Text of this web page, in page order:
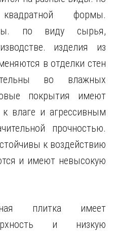
формы.
по виду сырья,
изделия из
в отделки стен
во влажных
покрытия имеют
влаге и агрессивным
прочностью.
к воздействию
и имеют невысокую
плитка имеет
и низкую